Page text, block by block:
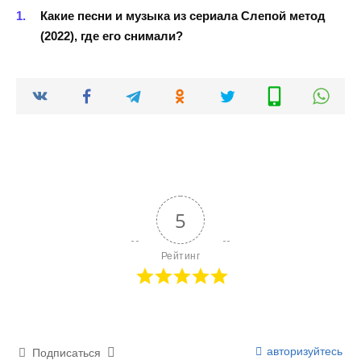
Какие песни и музыка из сериала Слепой метод
(2022), где его снимали?
5
Рейтинг
Подписаться авторизуйтесь